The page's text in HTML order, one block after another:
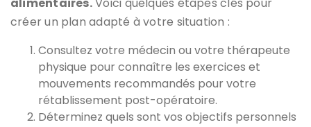
créer un plan adapté à votre situation :
Consultez votre médecin ou votre thérapeute
physique pour connaître les exercices et
mouvements recommandés pour votre
rétablissement post-opératoire.
Déterminez quels sont vos objectifs personnels